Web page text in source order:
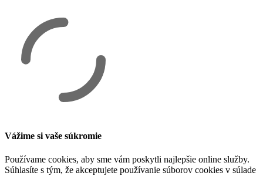
Vážime si vaše súkromie
Používame cookies, aby sme vám poskytli najlepšie online služby.
Súhlasíte s tým, že akceptujete používanie súborov cookies v súlade